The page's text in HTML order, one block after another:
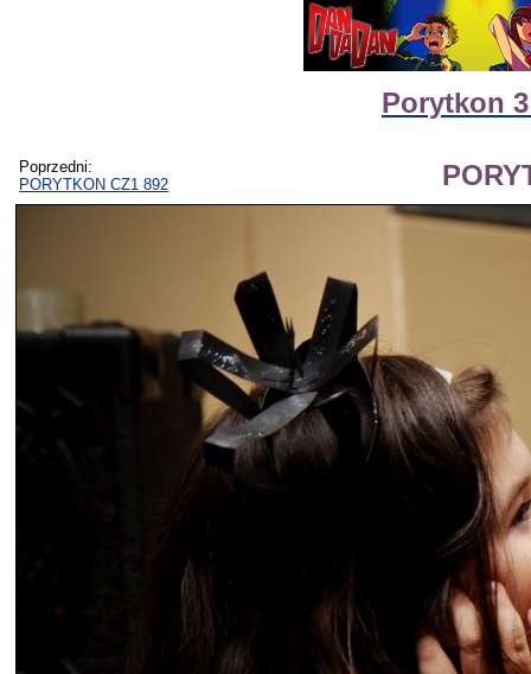
Porytkon
Poprzedni:
PORYTKON CZ1 892